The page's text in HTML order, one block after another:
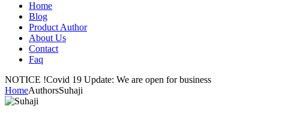
Home
Blog
Product Author
About Us
Contact
Faq
NOTICE !Covid 19 Update: We are open for business
HomeAuthorsSuhaji